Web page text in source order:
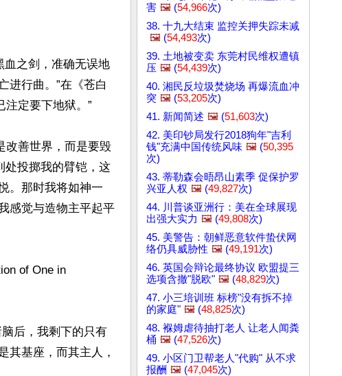
血之剑，准确无误地
行曲。”在《苍白
定要下地狱。”
改善世界，而是要毁
处投掷我的臂铠，这
。那时我将如神一
感觉与造物主平起平
of One in
后，我剩下的只有
其基座，而其主人，
害 🖼️ (54,966次)
38. 十九大结束 监控关押失踪未减
🖼️ (54,493次)
39. 土地被变卖 东莞村民维权遭镇
压 🖼️ (54,439次)
40. 湘民反垃圾焚烧场 再爆流血冲
突 🖼️ (53,205次)
41. 新闻简述 🖼️ (51,603次)
42. 美印钞局发行2018狗年"吉利
钱"充满中国传统风味 🖼️ (50,395
次)
43. 蒂勒森会晤昂山素季 促保护罗
兴亚人权 🖼️ (49,827次)
44. 川普谈亚洲行：美在全球展现
出强大实力 🖼️ (49,808次)
45. 美警告：朝鲜恶意软件蛰伏网
络仍具威胁性 🖼️ (49,191次)
46. 英国会辩论最终协议 欧盟提三
选项含撤"脱欧" 🖼️ (48,829次)
47. 小三培训班 标榜"没有拆不掉
的家庭" 🖼️ (48,825次)
48. 褓姆虐待抽打老人 让老人闻粪
桶 🖼️ (47,526次)
49. 小区门卫帮老人"代购" 从不求
报酬 🖼️ (47,045次)